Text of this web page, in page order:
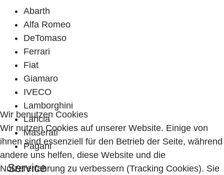
Abarth
Alfa Romeo
DeTomaso
Ferrari
Fiat
Giamaro
IVECO
Lamborghini
Lancia
Maserati
Pagani
Service
Wir benutzen Cookies
Wir nutzen Cookies auf unserer Website. Einige von
ihnen sind essenziell für den Betrieb der Seite, während
andere uns helfen, diese Website und die
Nutzererfahrung zu verbessern (Tracking Cookies). Sie